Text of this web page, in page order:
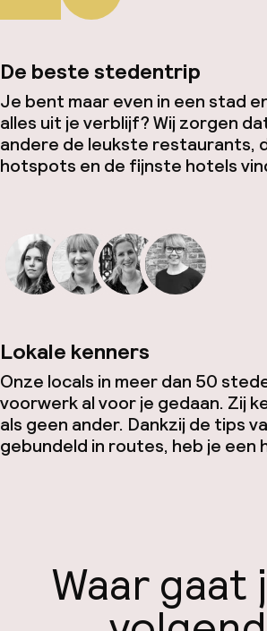
De beste stedentrip
Je bent maar even in een stad
alles uit je verblijf? Wij zorgen
andere de leukste restaurants,
hotspots en de fijnste hotels
Lokale kenners
Onze locals in meer dan 50
voorwerk al voor je gedaan. Zij
als geen ander. Dankzij de tips
gebundeld in routes, heb je een
Waar gaat